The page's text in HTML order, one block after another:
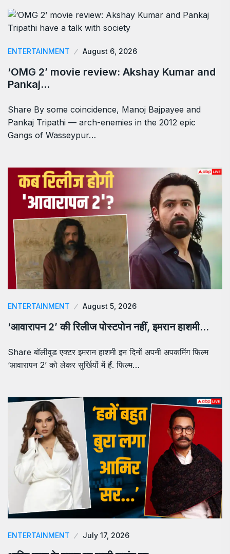
ENTERTAINMENT August 6, 2026
‘OMG 2’ movie review: Akshay Kumar and
Pankaj…
Share By some coincidence, Manoj Bajpayee and
Pankaj Tripathi — arch-enemies in the 2012 epic
Gangs of Wasseypur…
ENTERTAINMENT August 5, 2026
‘आवारापन 2’ की रिलीज पोस्टपोन नहीं, इमरान हाशमी…
Share बॉलीवुड एक्टर इमरान हाशमी इन दिनों अपनी अपकमिंग फिल्म
‘आवारापन 2’ को लेकर सुर्खियों में हैं. फिल्म…
ENTERTAINMENT July 17, 2026